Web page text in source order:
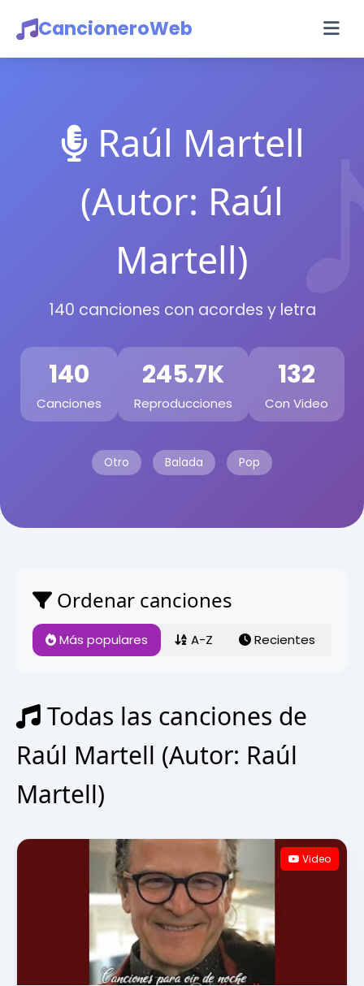
CancioneroWeb
Raúl Martell
(Autor: Raúl
Martell)
140 canciones con acordes y letra
140
Canciones
245.7K
Reproducciones
132
Con Video
Otro Balada Pop
Ordenar canciones
Más populares A-Z Recientes
Todas las canciones de
Raúl Martell (Autor: Raúl
Martell)
Video